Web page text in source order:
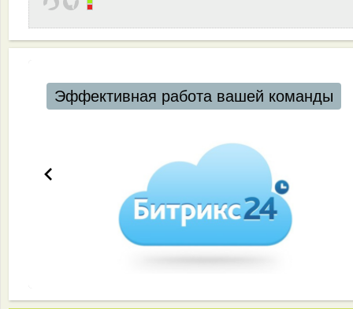
Эффективная работа вашей команды